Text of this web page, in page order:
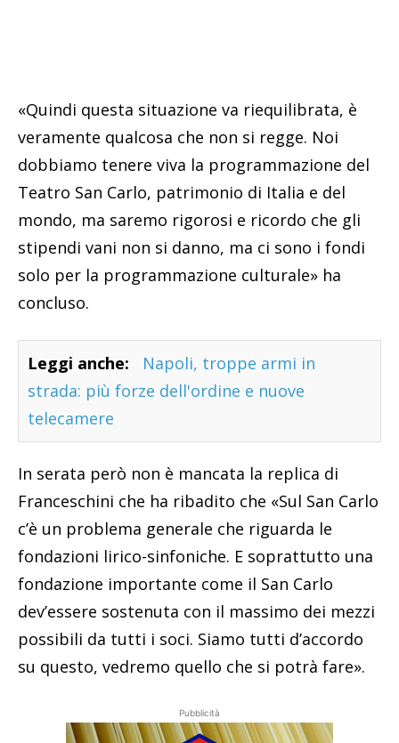
«Quindi questa situazione va riequilibrata, è
veramente qualcosa che non si regge. Noi
dobbiamo tenere viva la programmazione del
Teatro San Carlo, patrimonio di Italia e del
mondo, ma saremo rigorosi e ricordo che gli
stipendi vani non si danno, ma ci sono i fondi
solo per la programmazione culturale» ha
concluso.
Leggi anche:
Napoli, troppe armi in
strada: più forze dell'ordine e nuove
telecamere
In serata però non è mancata la replica di
Franceschini che ha ribadito che «Sul San Carlo
c’è un problema generale che riguarda le
fondazioni lirico-sinfoniche. E soprattutto una
fondazione importante come il San Carlo
dev’essere sostenuta con il massimo dei mezzi
possibili da tutti i soci. Siamo tutti d’accordo
su questo, vedremo quello che si potrà fare».
Pubblicità